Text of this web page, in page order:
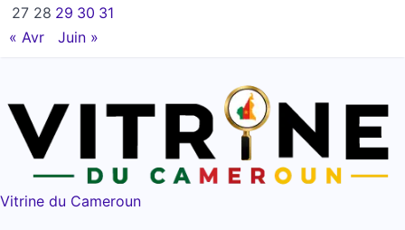
27 28 29 30 31
« Avr
Juin »
Vitrine du Cameroun